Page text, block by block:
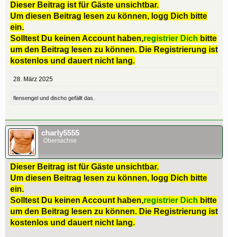
Dieser Beitrag ist für Gäste unsichtbar.
Um diesen Beitrag lesen zu können, logg Dich bitte
ein.
Solltest Du keinen Account haben,registrier Dich bitte
um den Beitrag lesen zu können. Die Registrierung ist
kostenlos und dauert nicht lang.
28. März 2025
flensengel und discho gefällt das.
charly5555
Obersachse
Dieser Beitrag ist für Gäste unsichtbar.
Um diesen Beitrag lesen zu können, logg Dich bitte
ein.
Solltest Du keinen Account haben,registrier Dich bitte
um den Beitrag lesen zu können. Die Registrierung ist
kostenlos und dauert nicht lang.